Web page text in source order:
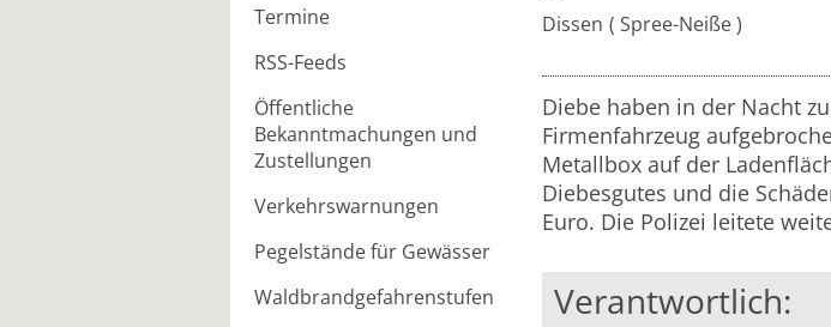
Termine
RSS-Feeds
Öffentliche
Bekanntmachungen und
Zustellungen
Verkehrswarnungen
Pegelstände für Gewässer
Waldbrandgefahrenstufen
Dissen Spree-Neiße
Diebe haben in der Nacht
Firmenfahrzeug
Metallbox auf der
Diebesgutes und die
Euro. Die Polizei leitete
Verantwortlich: